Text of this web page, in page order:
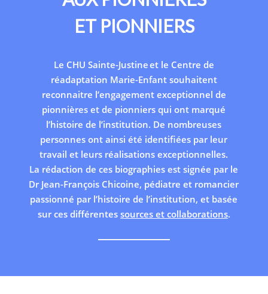
ET PIONNIERS
Le CHU Sainte-Justine et le Centre de
réadaptation Marie-Enfant souhaitent
reconnaitre l’engagement exceptionnel de
pionnières et de pionniers qui ont marqué
l’histoire de l’institution. De nombreuses
personnes ont ainsi été identifiées par leur
travail et leurs réalisations exceptionnelles.
La rédaction de ces biographies est signée par le
Dr Jean-François Chicoine, pédiatre et romancier
passionné par l’histoire de l’institution, et basée
sur ces différentes sources et collaborations.